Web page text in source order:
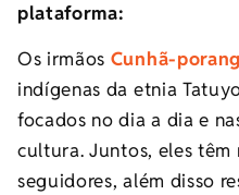
plataforma:
Os irmãos Cunhã-
indígenas da etnia
focados no dia a dia e
cultura. Juntos, eles têm
seguidores, além disso